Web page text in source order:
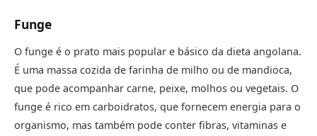
Funge
O funge é o prato mais popular e básico da dieta angolana.
É uma massa cozida de farinha de milho ou de mandioca,
que pode acompanhar carne, peixe, molhos ou vegetais. O
funge é rico em carboidratos, que fornecem energia para o
organismo, mas também pode conter fibras, vitaminas e